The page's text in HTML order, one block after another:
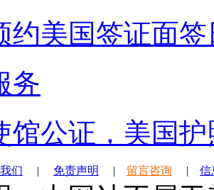
约美国签证面
务
馆公证，美国
们 | 免责声明 | 留言咨询 | 信